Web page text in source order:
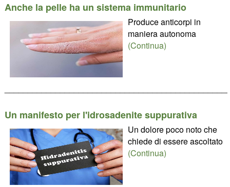
Anche la pelle ha un sistema immunitario
Produce anticorpi in
maniera autonoma
(Continua)
Un manifesto per l'idrosadenite suppurativa
Un dolore poco noto che
chiede di essere ascoltato
(Continua)